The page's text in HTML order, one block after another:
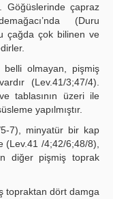
Göğüslerinde çapraz
(Duru
çağda çok bilinen ve
belli olmayan, pişmiş
(Lev.41/3;47/4).
tablasının üzeri ile
yapılmıştır.
5-7), minyatür bir kap
(Lev.41 /4;42/6;48/8),
diğer pişmiş toprak
topraktan dört damga